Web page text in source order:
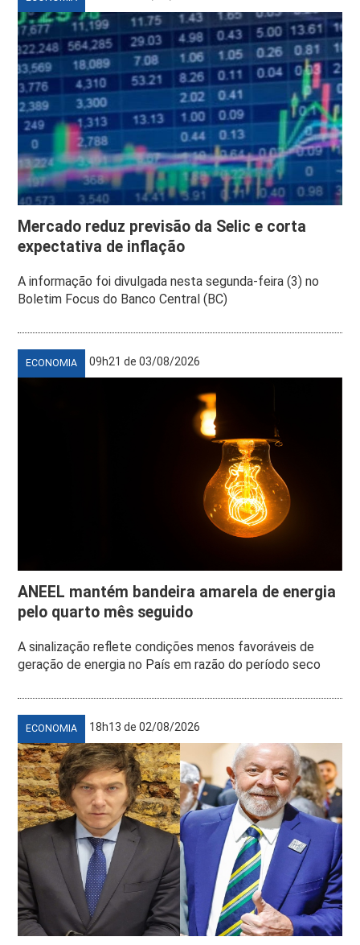
Mercado reduz previsão da Selic e corta
expectativa de inflação
A informação foi divulgada nesta segunda-feira (3) no
Boletim Focus do Banco Central (BC)
ECONOMIA 09h21 de 03/08/2026
ANEEL mantém bandeira amarela de energia
pelo quarto mês seguido
A sinalização reflete condições menos favoráveis de
geração de energia no País em razão do período seco
ECONOMIA 18h13 de 02/08/2026